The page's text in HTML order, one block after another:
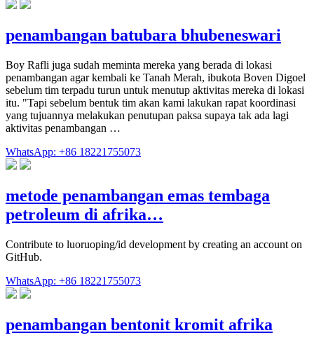
penambangan batubara bhubeneswari
Boy Rafli juga sudah meminta mereka yang berada di lokasi
penambangan agar kembali ke Tanah Merah, ibukota Boven Digoel
sebelum tim terpadu turun untuk menutup aktivitas mereka di lokasi
itu. "Tapi sebelum bentuk tim akan kami lakukan rapat koordinasi
yang tujuannya melakukan penutupan paksa supaya tak ada lagi
aktivitas penambangan …
WhatsApp: +86 18221755073
metode penambangan emas tembaga
petroleum di afrika…
Contribute to luoruoping/id development by creating an account on
GitHub.
WhatsApp: +86 18221755073
penambangan bentonit kromit afrika